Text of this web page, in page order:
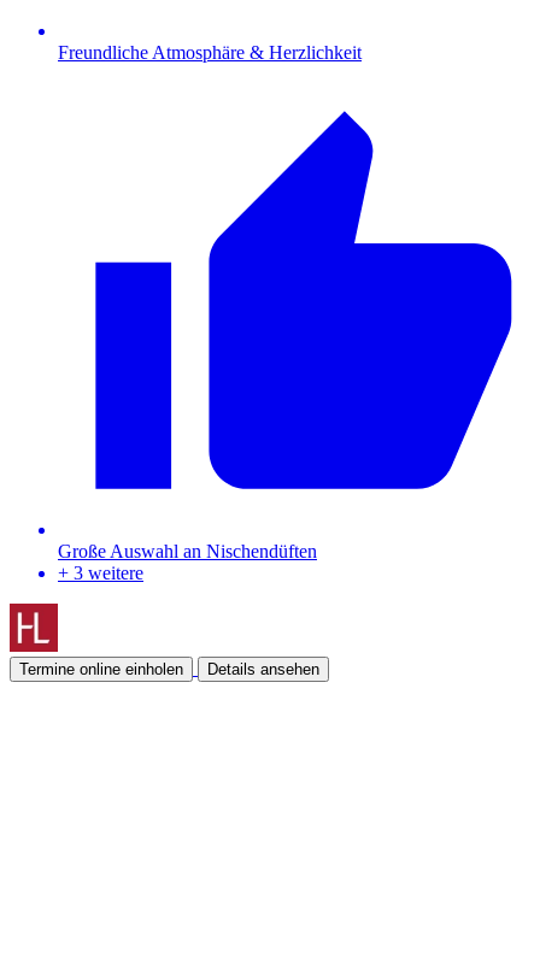
Freundliche Atmosphäre & Herzlichkeit
Große Auswahl an Nischendüften
+ 3 weitere
Termine online einholen Details ansehen